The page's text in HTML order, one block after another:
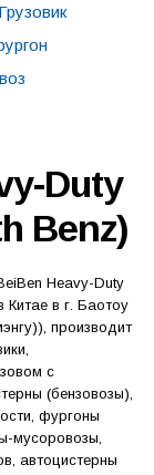
Грузовик
Duty
Benz)
Heavy-Duty
Китае в г. Баотоу
производит
с
(бензовозы),
фургоны
мусоровозы,
автоцистерны